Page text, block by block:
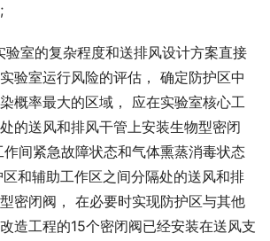
验室的复杂程度和送排风设计方案直接
验室运行风险的评估， 确定防护区中
概率最大的区域， 应在实验室核心工
的送风和排风干管上安装生物型密闭
间紧急故障状态和气体熏蒸消毒状态
和辅助工作区之间分隔处的送风和排
密闭阀， 在必要时实现防护区与其他
造工程的15个密闭阀已经安装在送风支